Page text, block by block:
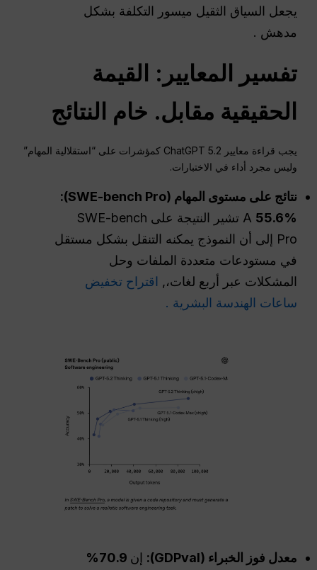
يجعل السياق الثقيل ميسور التكلفة بشكل
مدهش .
تفسير المعايير: القيمة
الحقيقية مقابل. خام النتائج
يجب قراءة معايير ChatGPT 5.2 كمؤشرات على “استقلالية المهام”
وليس مجرد أداء في الاختبارات.
نتائج على مستوى المهام (SWE-bench Pro):
A 55.6%
تشير النتيجة على SWE-bench
Pro إلى أن النموذج يمكنه التنقل بشكل مستقل
في مستودعات متعددة الملفات وحل
المشكلات عبر أربع لغات،, اقتراح تخفيض
ساعات الهندسة البشرية .
معدل فوز الخبراء (GDPval): إن
70.9%